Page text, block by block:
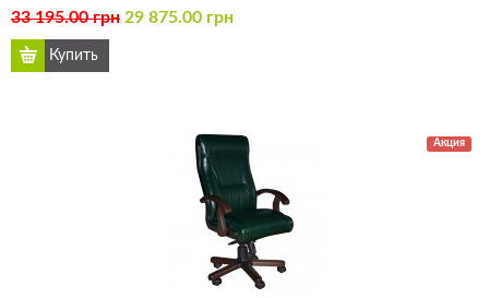
33 195.00 грн 29 875.00 грн
Акция